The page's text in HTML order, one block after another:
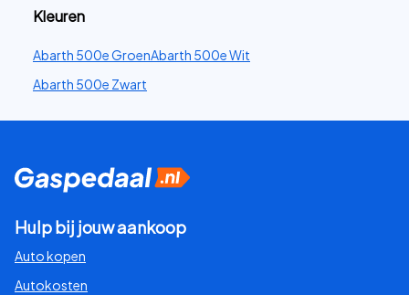
Kleuren
Abarth 500e GroenAbarth 500e Wit
Abarth 500e Zwart
Hulp bij jouw aankoop
Auto kopen
Autokosten